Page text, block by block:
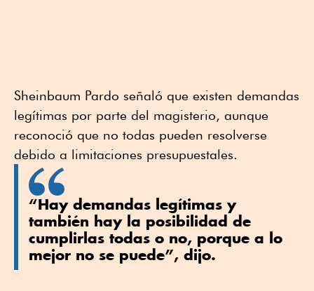
Sheinbaum Pardo señaló que existen demandas
legítimas por parte del magisterio, aunque
reconoció que no todas pueden resolverse
debido a limitaciones presupuestales.
“Hay demandas legítimas y
también hay la posibilidad de
cumplirlas todas o no, porque a lo
mejor no se puede”, dijo.